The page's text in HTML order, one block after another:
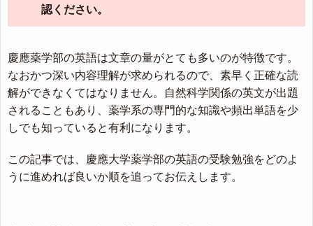
認ください。
慶應薬学部の英語は文章の量がとても多いのが特徴です。
なおかつ深い内容理解が求められるので、素早く正確な読
解ができなくてはなりません。自然科学関係の英文が出題
されることもあり、薬学系の専門的な知識や頻出単語を少
しでも知っていると有利になります。
この記事では、慶應大学薬学部の英語の受験勉強をどのよ
うに進めれば良いか順を追ってお伝えします。